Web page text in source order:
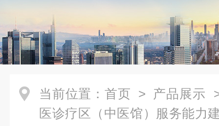
当前位置： 首页 > 产品展示
医诊疗区（中医馆）服务能力